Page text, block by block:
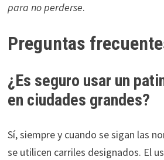
para no perderse.
Preguntas
¿Es seguro usar un
en ciudades grandes?
Sí, siempre y cuando se sigan las
se utilicen carriles designados. El